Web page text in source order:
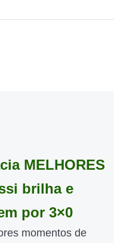
MELHORES
brilha e
por 3×0
momentos de